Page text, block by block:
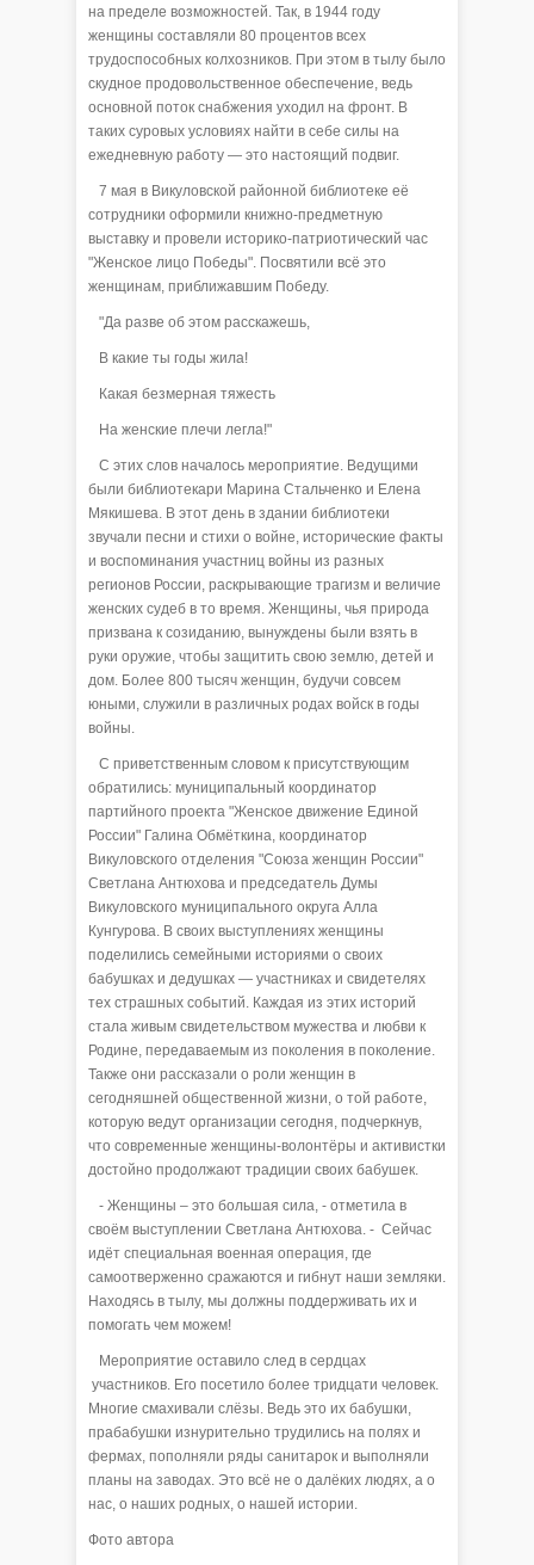
на пределе возможностей. Так, в 1944 году
женщины составляли 80 процентов всех
трудоспособных колхозников. При этом в тылу было
скудное продовольственное обеспечение, ведь
основной поток снабжения уходил на фронт. В
таких суровых условиях найти в себе силы на
ежедневную работу — это настоящий подвиг.
7 мая в Викуловской районной библиотеке её
сотрудники оформили книжно-предметную
выставку и провели историко-патриотический час
"Женское лицо Победы". Посвятили всё это
женщинам, приближавшим Победу.
"Да разве об этом расскажешь,
В какие ты годы жила!
Какая безмерная тяжесть
На женские плечи легла!"
С этих слов началось мероприятие. Ведущими
были библиотекари Марина Стальченко и Елена
Мякишева. В этот день в здании библиотеки
звучали песни и стихи о войне, исторические факты
и воспоминания участниц войны из разных
регионов России, раскрывающие трагизм и величие
женских судеб в то время. Женщины, чья природа
призвана к созиданию, вынуждены были взять в
руки оружие, чтобы защитить свою землю, детей и
дом. Более 800 тысяч женщин, будучи совсем
юными, служили в различных родах войск в годы
войны.
С приветственным словом к присутствующим
обратились: муниципальный координатор
партийного проекта "Женское движение Единой
России" Галина Обмёткина, координатор
Викуловского отделения "Союза женщин России"
Светлана Антюхова и председатель Думы
Викуловского муниципального округа Алла
Кунгурова. В своих выступлениях женщины
поделились семейными историями о своих
бабушках и дедушках — участниках и свидетелях
тех страшных событий. Каждая из этих историй
стала живым свидетельством мужества и любви к
Родине, передаваемым из поколения в поколение.
Также они рассказали о роли женщин в
сегодняшней общественной жизни, о той работе,
которую ведут организации сегодня, подчеркнув,
что современные женщины-волонтёры и активистки
достойно продолжают традиции своих бабушек.
- Женщины – это большая сила, - отметила в
своём выступлении Светлана Антюхова. - Сейчас
идёт специальная военная операция, где
самоотверженно сражаются и гибнут наши земляки.
Находясь в тылу, мы должны поддерживать их и
помогать чем можем!
Мероприятие оставило след в сердцах
участников. Его посетило более тридцати человек.
Многие смахивали слёзы. Ведь это их бабушки,
прабабушки изнурительно трудились на полях и
фермах, пополняли ряды санитарок и выполняли
планы на заводах. Это всё не о далёких людях, а о
нас, о наших родных, о нашей истории.
Фото автора